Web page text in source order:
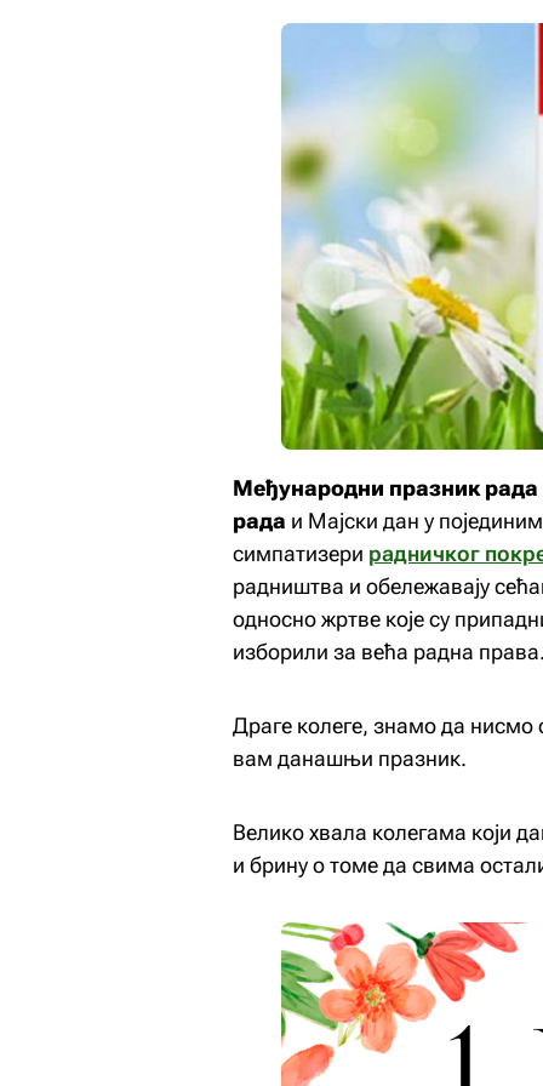
Међународни празник рада
рада и Мајски дан у
симпатизери радничког
радништва и обележавају
односно жртве које су
изборили за већа радна
Драге колеге, знамо да нисмо
вам данашњи празник.
Велико хвала колегама који
и брину о томе да свима